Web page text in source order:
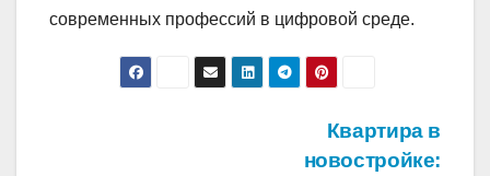
современных профессий в цифровой среде.
Квартира в
новостройке: